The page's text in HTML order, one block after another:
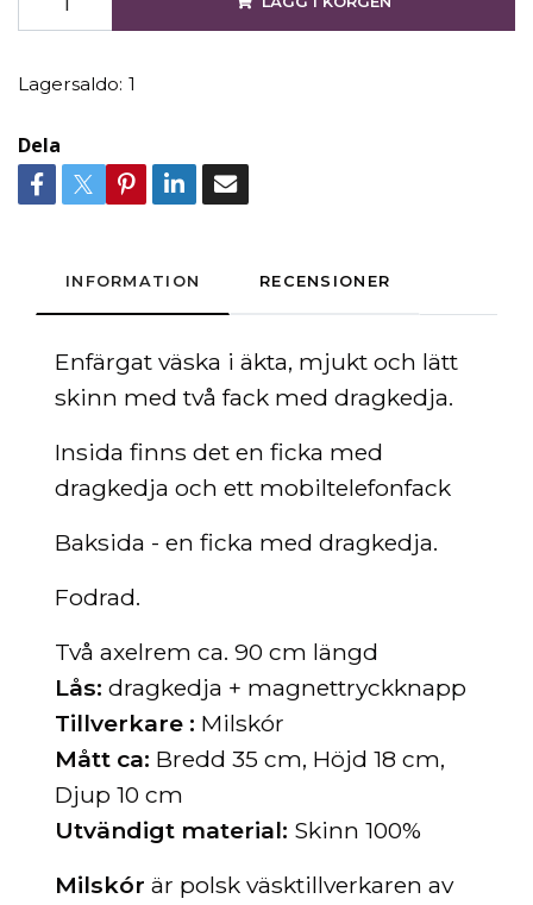
Lagersaldo: 1
Dela
INFORMATION RECENSIONER
Enfärgat väska i äkta, mjukt och lätt
skinn med två fack med dragkedja.
Insida finns det en ficka med
dragkedja och ett mobiltelefonfack
Baksida - en ficka med dragkedja.
Fodrad.
Två axelrem ca. 90 cm längd
Lås: dragkedja + magnettryckknapp
Tillverkare : Milskór
Mått ca: Bredd 35 cm, Höjd 18 cm,
Djup 10 cm
Utvändigt material: Skinn 100%
Milskór är polsk väsktillverkaren av